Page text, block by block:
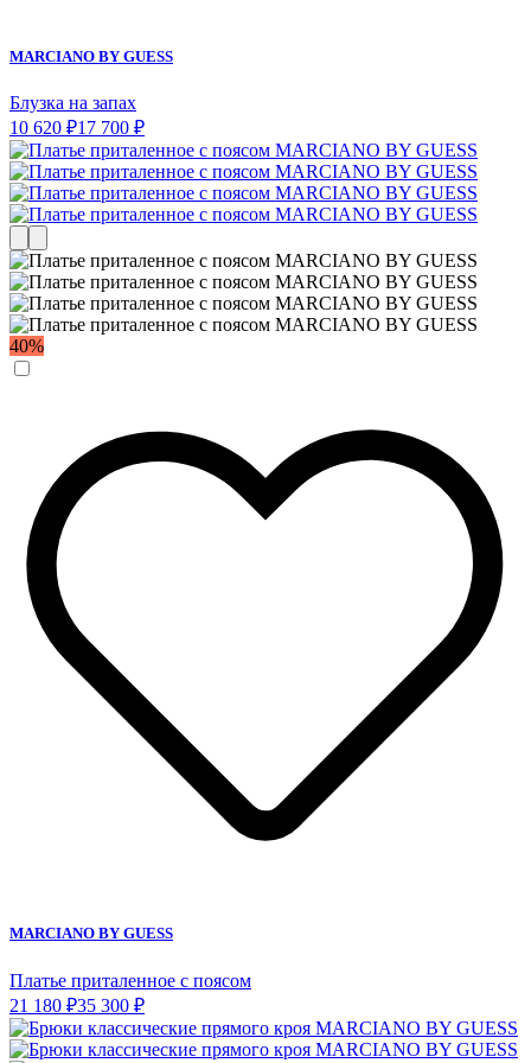
MARCIANO BY GUESS
Блузка на запах
10 620 ₽17 700 ₽
40%
MARCIANO BY GUESS
Платье приталенное с поясом
21 180 ₽35 300 ₽